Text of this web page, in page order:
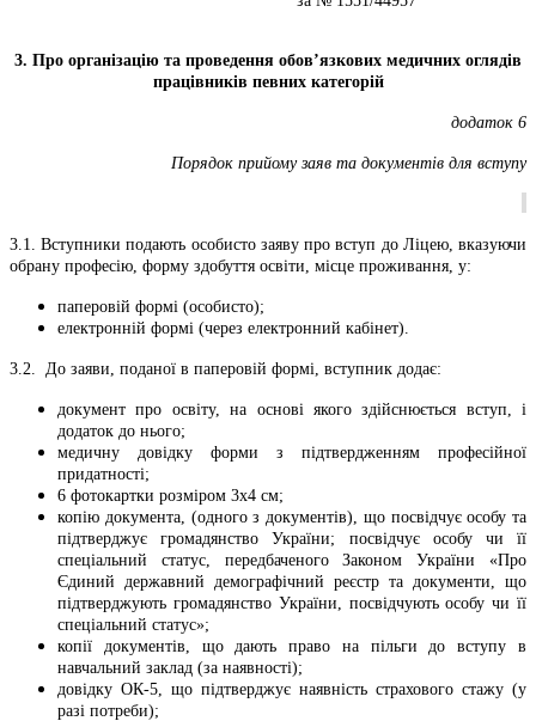
3. Про організацію та проведення обов’язкових медичних оглядів
працівників певних категорій
додаток 6
Порядок прийому заяв та документів для вступу
3.1. Вступники подають особисто заяву про вступ до Ліцею, вказуючи
обрану професію, форму здобуття освіти, місце проживання, у:
паперовій формі (особисто);
електронній формі (через електронний кабінет).
3.2. До заяви, поданої в паперовій формі, вступник додає:
­документ про освіту, на основі якого здійснюється вступ, і
додаток до нього;
­медичну довідку форми з підтвердженням професійної
придатності;
­6 фотокартки розміром 3х4 см;
­копію документа, (одного з документів), що посвідчує особу та
підтверджує громадянство України; посвідчує особу чи її
спеціальний статус, передбаченого Законом України «Про
Єдиний державний демографічний реєстр та документи, що
підтверджують громадянство України, посвідчують особу чи її
спеціальний статус»;
­копії документів, що дають право на пільги до вступу в
навчальний заклад (за наявності);
­довідку ОК-5, що підтверджує наявність страхового стажу (у
разі потреби);